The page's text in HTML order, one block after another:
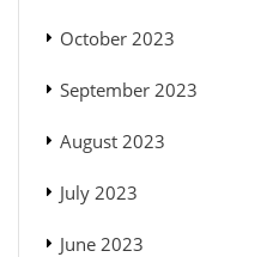
October 2023
September 2023
August 2023
July 2023
June 2023